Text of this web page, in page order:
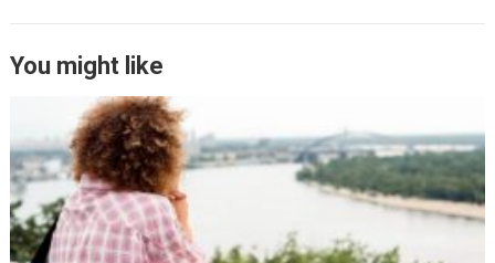
You might like